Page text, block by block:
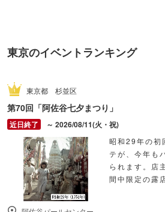
東京のイベントランキング
東京都 杉並区
第70回「阿佐谷七夕まつり」
～ 2026/08/11(火・祝)
昭和29年の初
テが、今年も
られます。店
間中限定の露